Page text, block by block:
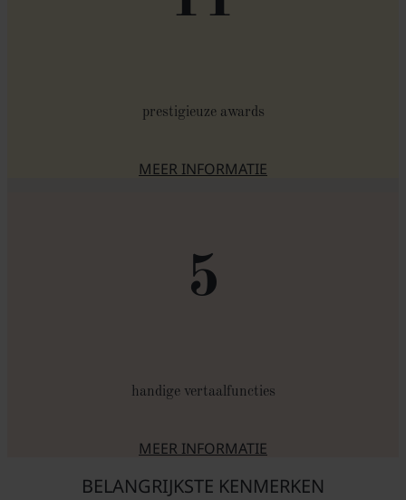
prestigieuze awards
MEER INFORMATIE
OVER DE PRIJZEN
5
handige vertaalfuncties
MEER INFORMATIEOVER DE HANDIGE FUNCTIES
BELANGRIJKSTE KENMERKEN